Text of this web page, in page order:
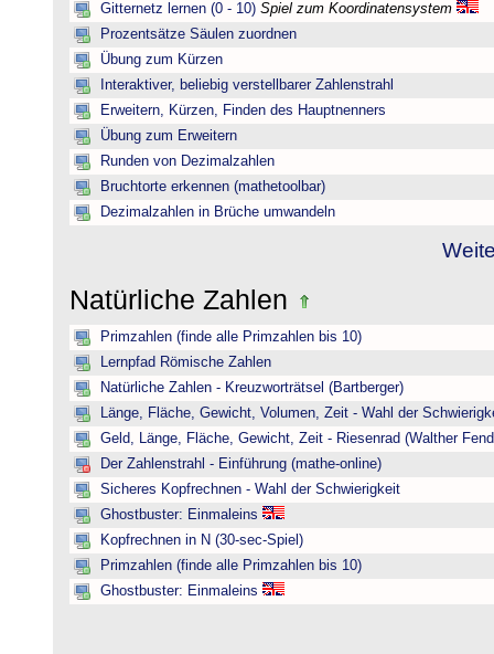
Gitternetz lernen (0 - 10) Spiel zum Koordinatensystem
Prozentsätze Säulen zuordnen
Übung zum Kürzen
Interaktiver, beliebig verstellbarer Zahlenstrahl
Erweitern, Kürzen, Finden des Hauptnenners
Übung zum Erweitern
Runden von Dezimalzahlen
Bruchtorte erkennen (mathetoolbar)
Dezimalzahlen in Brüche umwandeln
Natürliche Zahlen
Primzahlen (finde alle Primzahlen bis 10)
Lernpfad Römische Zahlen
Natürliche Zahlen - Kreuzworträtsel (Bartberger)
Länge, Fläche, Gewicht, Volumen, Zeit - Wahl der
Geld, Länge, Fläche, Gewicht, Zeit - Riesenrad (Walther
Der Zahlenstrahl - Einführung (mathe-online)
Sicheres Kopfrechnen - Wahl der Schwierigkeit
Ghostbuster: Einmaleins
Kopfrechnen in N (30-sec-Spiel)
Primzahlen (finde alle Primzahlen bis 10)
Ghostbuster: Einmaleins